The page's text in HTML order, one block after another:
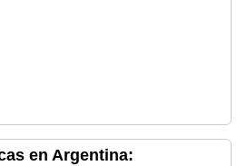
en Argentina: